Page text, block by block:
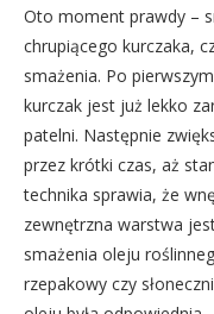
Oto moment prawdy –
chrupiącego kurczaka,
smażenia. Po
kurczak jest już lekko
patelni. Następnie
przez krótki czas, aż
technika sprawia, że
zewnętrzna warstwa
smażenia oleju
rzepakowy czy